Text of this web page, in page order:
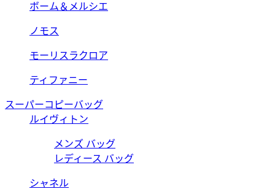
ボーム＆メルシエ
ノモス
モーリスラクロア
ティファニー
スーパーコピーバッグ
ルイヴィトン
メンズ バッグ
レディース バッグ
シャネル